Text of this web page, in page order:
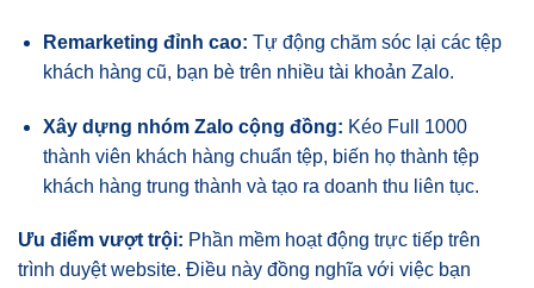
Remarketing đỉnh cao: Tự động chăm sóc lại các tệp
khách hàng cũ, bạn bè trên nhiều tài khoản Zalo.
Xây dựng nhóm Zalo cộng đồng: Kéo Full 1000
thành viên khách hàng chuẩn tệp, biến họ thành tệp
khách hàng trung thành và tạo ra doanh thu liên tục.
Ưu điểm vượt trội: Phần mềm hoạt động trực tiếp trên
trình duyệt website. Điều này đồng nghĩa với việc bạn